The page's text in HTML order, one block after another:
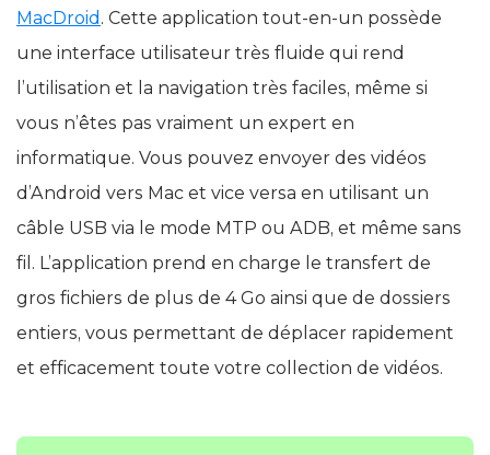
MacDroid . Cette application tout-en-un possède
une interface utilisateur très fluide qui rend
l’utilisation et la navigation très faciles, même si
vous n’êtes pas vraiment un expert en
informatique. Vous pouvez envoyer des vidéos
d’Android vers Mac et vice versa en utilisant un
câble USB via le mode MTP ou ADB, et même sans
fil. L’application prend en charge le transfert de
gros fichiers de plus de 4 Go ainsi que de dossiers
entiers, vous permettant de déplacer rapidement
et efficacement toute votre collection de vidéos.